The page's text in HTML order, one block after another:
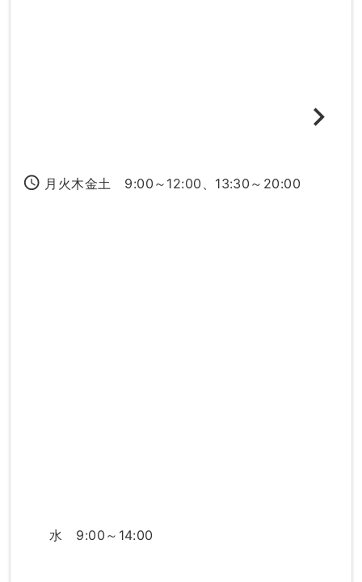
access_time 月火木金土 9:00～12:00、13:30～20:00
水 9:00～14:00